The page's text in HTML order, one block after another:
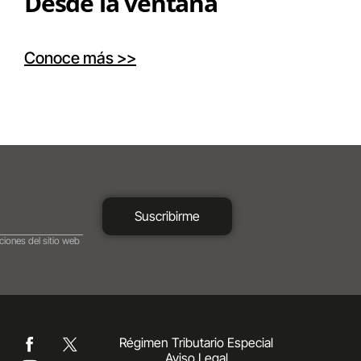
Conoce más >>
Suscribirme
del sitio web
Régimen Tributario Especial